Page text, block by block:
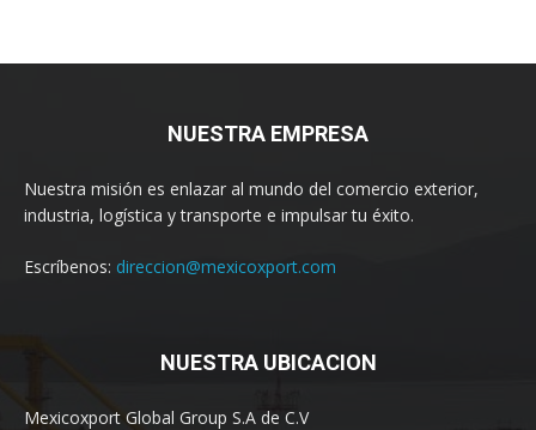
NUESTRA EMPRESA
Nuestra misión es enlazar al mundo del comercio exterior,
industria, logística y transporte e impulsar tu éxito.
Escríbenos: direccion@mexicoxport.com
NUESTRA UBICACION
Mexicoxport Global Group S.A de C.V